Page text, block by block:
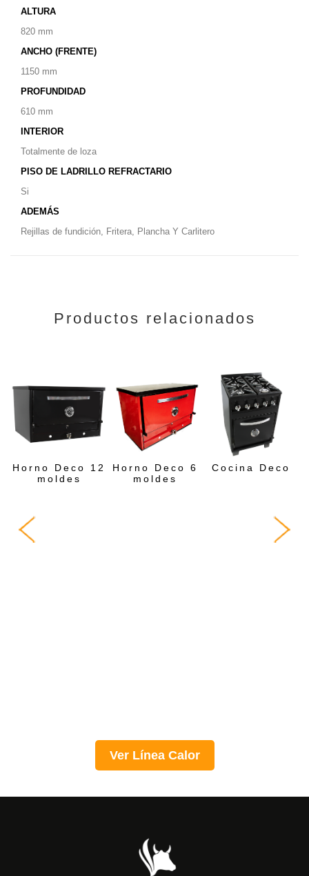
ALTURA
820 mm
ANCHO (FRENTE)
1150 mm
PROFUNDIDAD
610 mm
INTERIOR
Totalmente de loza
PISO DE LADRILLO REFRACTARIO
Si
ADEMÁS
Rejillas de fundición, Fritera, Plancha Y Carlitero
Productos relacionados
Horno Deco 12
moldes
Horno Deco 6
moldes
Cocina Deco
Ver Línea Calor